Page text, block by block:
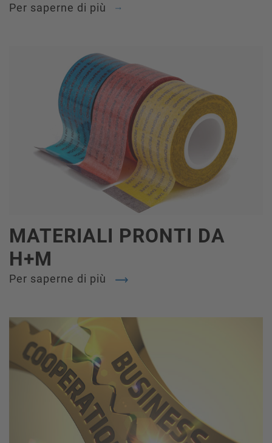
Per saperne di più
MATERIALI PRONTI DA
H+M
Per saperne di più